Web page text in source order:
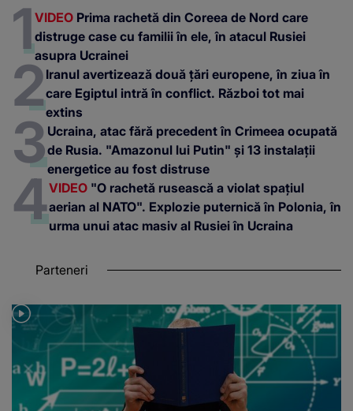
VIDEO Prima rachetă din Coreea de Nord care
distruge case cu familii în ele, în atacul Rusiei
asupra Ucrainei
Iranul avertizează două țări europene, în ziua în
care Egiptul intră în conflict. Război tot mai
extins
Ucraina, atac fără precedent în Crimeea ocupată
de Rusia. "Amazonul lui Putin" și 13 instalații
energetice au fost distruse
VIDEO "O rachetă rusească a violat spațiul
aerian al NATO". Explozie puternică în Polonia, în
urma unui atac masiv al Rusiei în Ucraina
Parteneri